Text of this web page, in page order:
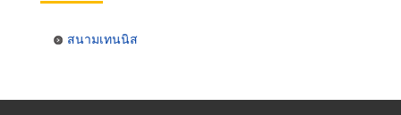
สนามเทนนิส